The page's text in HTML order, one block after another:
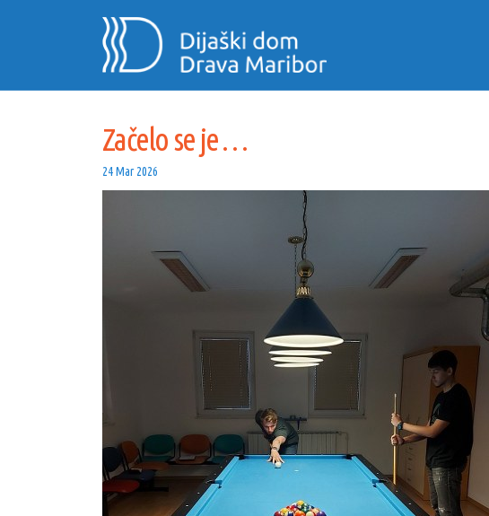
Začelo se je …
Začelo se je …
24 Mar 2026